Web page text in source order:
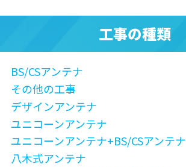
工事の種類
BS/CSアンテナ
その他の工事
デザインアンテナ
ユニコーンアンテナ
ユニコーンアンテナ+BS/CSアンテナ
八木式アンテナ